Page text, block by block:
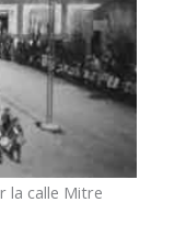
la calle Mitre